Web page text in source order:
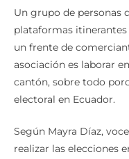
Un grupo de personas
plataformas
un frente de
asociación es laborar
cantón, sobre todo
electoral en Ecuador.
Según Mayra Díaz,
realizar las elecciones